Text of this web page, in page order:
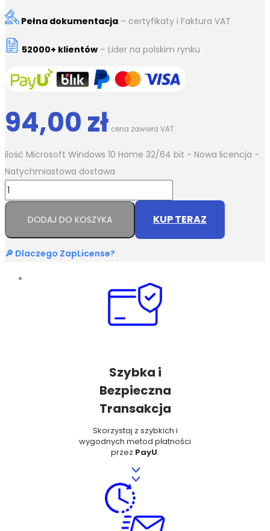
94,00zł cena zawiera VAT
Pełna dokumentacja – certyfikaty i Faktura VAT
52000+ klientów – Lider na polskim rynku
ilość Microsoft Windows 10 Home 32/64 bit - Nowa licencja -
Natychmiastowa dostawa
DODAJ DO KOSZYKA KUP TERAZ
🔎 Dlaczego ZapLicense?
Szybka i
Bezpieczna
Transakcja
Skorzystaj z szybkich i
wygodnych metod płatności
przez PayU.
>>